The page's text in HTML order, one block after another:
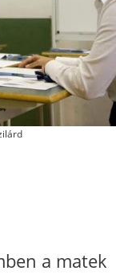
a matek